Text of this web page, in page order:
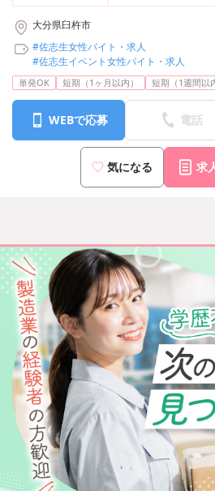
大分県臼杵市
#佐志生女性バイト・求人
#佐志生イベント女性バイト・求人
単発OK 短期（1ヶ月以内） 短期（1週間以
WEBで応募 電話
気になる 求